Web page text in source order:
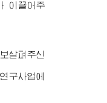
이끌어주
살펴주신
구사업에